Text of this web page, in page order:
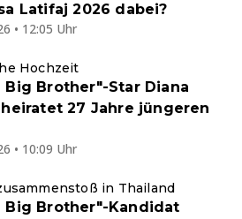
Latifaj 2026 dabei?
• 12:05 Uhr
Hochzeit
Big Brother"-Star Diana
27 Jahre jüngeren
• 10:09 Uhr
in Thailand
Big Brother"-Kandidat